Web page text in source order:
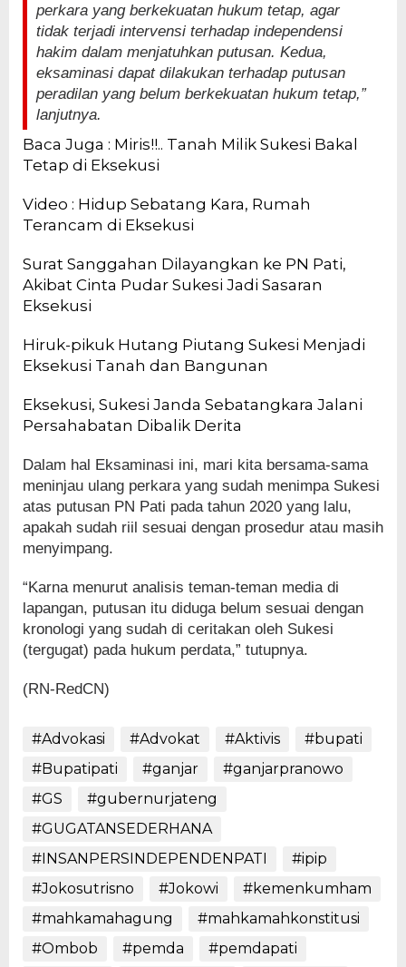
perkara yang berkekuatan hukum tetap, agar
tidak terjadi intervensi terhadap independensi
hakim dalam menjatuhkan putusan. Kedua,
eksaminasi dapat dilakukan terhadap putusan
peradilan yang belum berkekuatan hukum tetap,”
lanjutnya.
Baca Juga : Miris!!.. Tanah Milik Sukesi Bakal
Tetap di Eksekusi
Video : Hidup Sebatang Kara, Rumah
Terancam di Eksekusi
Surat Sanggahan Dilayangkan ke PN Pati,
Akibat Cinta Pudar Sukesi Jadi Sasaran
Eksekusi
Hiruk-pikuk Hutang Piutang Sukesi Menjadi
Eksekusi Tanah dan Bangunan
Eksekusi, Sukesi Janda Sebatangkara Jalani
Persahabatan Dibalik Derita
Dalam hal Eksaminasi ini, mari kita bersama-sama
meninjau ulang perkara yang sudah menimpa Sukesi
atas putusan PN Pati pada tahun 2020 yang lalu,
apakah sudah riil sesuai dengan prosedur atau masih
menyimpang.
“Karna menurut analisis teman-teman media di
lapangan, putusan itu diduga belum sesuai dengan
kronologi yang sudah di ceritakan oleh Sukesi
(tergugat) pada hukum perdata,” tutupnya.
(RN-RedCN)
#Advokasi #Advokat #Aktivis
#bupati
#Bupatipati
#ganjar
#ganjarpranowo
#GS
#gubernurjateng
#GUGATANSEDERHANA
#INSANPERSINDEPENDENPATI
#ipip
#Jokosutrisno
#Jokowi
#kemenkumham
#mahkamahagung
#mahkamahkonstitusi
#Ombob
#pemda #pemdapati